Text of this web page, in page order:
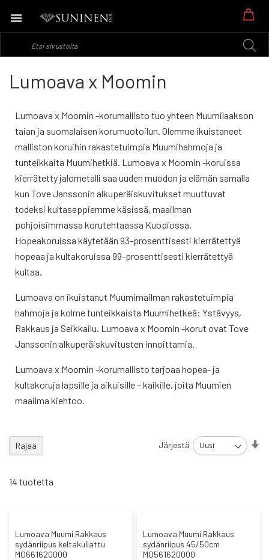
Lumoava x Moomin
Lumoava x Moomin -korumallisto tuo yhteen Muumilaakson
taian ja suomalaisen korumuotoilun.​ Olemme ikuistaneet
malliston koruihin rakastetuimpia Muumihahmoja ja
tunteikkaita Muumihetkiä.​ Lumoava x Moomin -koruissa
kierrätetty jalometalli saa uuden muodon ja elämän samalla
kun Tove Janssonin alkuperäiskuvitukset muuttuvat
todeksi kultaseppiemme käsissä, maailman
pohjoisimmassa korutehtaassa Kuopiossa.
Hopeakoruissa käytetään 93-prosenttisesti kierrätettyä
hopeaa ja kultakoruissa 99-prosenttisesti kierrätettyä
kultaa.
Lumoava on ikuistanut Muumimailman rakastetuimpia
hahmoja ja kolme tunteikkaista Muumihetkeä: Ystävyys,
Rakkaus ja Seikkailu. Lumoava x Moomin -korut ovat Tove
Janssonin alkuperäiskuvitusten innoittamia.
Lumoava x Moomin -korumallisto tarjoaa hopea- ja
kultakoruja lapsille ja aikuisille – kaikille, joita Muumien
maailma kiehtoo.
14 tuotetta
Järjestä
Lumoava Muumi Rakkaus
sydänriipus keltakullattu
MO661620000
Lumoava Muumi Rakkaus
sydänriipus 45/50cm
MO561620000
Rajaa